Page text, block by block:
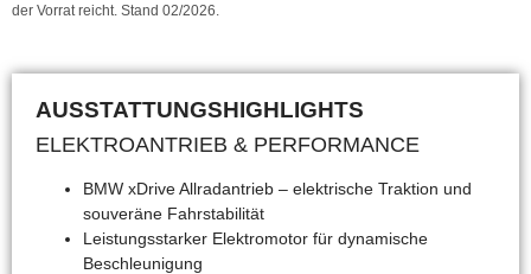
der Vorrat reicht. Stand 02/2026.
AUSSTATTUNGSHIGHLIGHTS
ELEKTROANTRIEB & PERFORMANCE
BMW xDrive Allradantrieb – elektrische Traktion und
souveräne Fahrstabilität
Leistungsstarker Elektromotor für dynamische
Beschleunigung